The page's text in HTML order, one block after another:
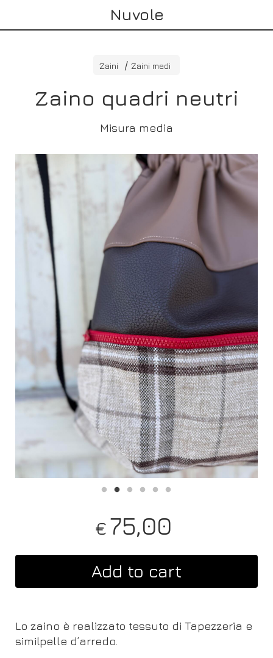
Nuvole
Zaini Zaini medi
Zaino quadri neutri
Misura media
€ 75,00
Add to cart
Lo zaino è realizzato tessuto di Tapezzeria e
similpelle d’arredo.